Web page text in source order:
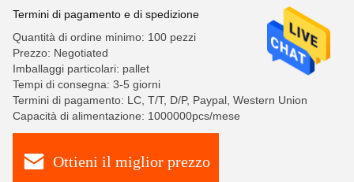
Termini di pagamento e di spedizione
Quantità di ordine minimo: 100 pezzi
Prezzo: Negotiated
Imballaggi particolari: pallet
Tempi di consegna: 3-5 giorni
Termini di pagamento: LC, T/T, D/P, Paypal, Western Union
Capacità di alimentazione: 1000000pcs/mese
Ottieni il miglior prezzo